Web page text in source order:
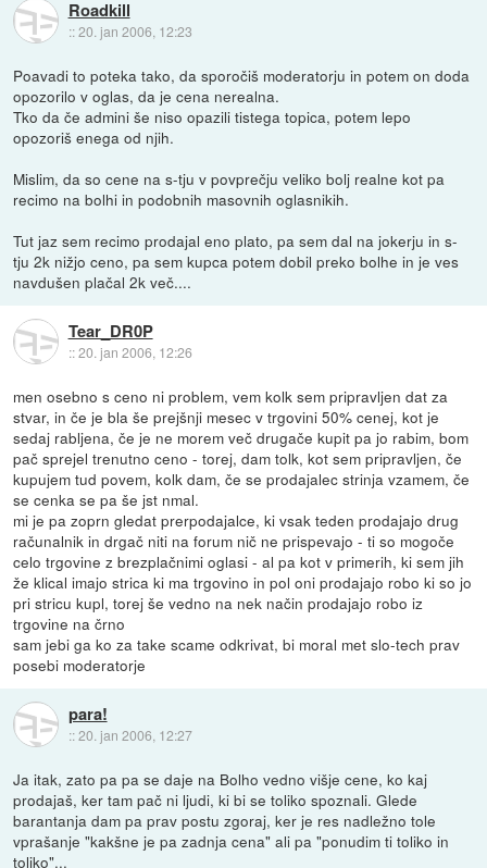
Roadkill
::20. jan 2006, 12:23
Poavadi to poteka tako, da sporočiš moderatorju in potem on doda
opozorilo v oglas, da je cena nerealna.
Tko da če admini še niso opazili tistega topica, potem lepo
opozoriš enega od njih.
Mislim, da so cene na s-tju v povprečju veliko bolj realne kot pa
recimo na bolhi in podobnih masovnih oglasnikih.
Tut jaz sem recimo prodajal eno plato, pa sem dal na jokerju in s-
tju 2k nižjo ceno, pa sem kupca potem dobil preko bolhe in je ves
navdušen plačal 2k več....
Tear_DR0P
::20. jan 2006, 12:26
men osebno s ceno ni problem, vem kolk sem pripravljen dat za
stvar, in če je bla še prejšnji mesec v trgovini 50% cenej, kot je
sedaj rabljena, če je ne morem več drugače kupit pa jo rabim, bom
pač sprejel trenutno ceno - torej, dam tolk, kot sem pripravljen, če
kupujem tud povem, kolk dam, če se prodajalec strinja vzamem, če
se cenka se pa še jst nmal.
mi je pa zoprn gledat prerpodajalce, ki vsak teden prodajajo drug
računalnik in drgač niti na forum nič ne prispevajo - ti so mogoče
celo trgovine z brezplačnimi oglasi - al pa kot v primerih, ki sem jih
že klical imajo strica ki ma trgovino in pol oni prodajajo robo ki so jo
pri stricu kupl, torej še vedno na nek način prodajajo robo iz
trgovine na črno
sam jebi ga ko za take scame odkrivat, bi moral met slo-tech prav
posebi moderatorje
para!
::20. jan 2006, 12:27
Ja itak, zato pa pa se daje na Bolho vedno višje cene, ko kaj
prodajaš, ker tam pač ni ljudi, ki bi se toliko spoznali. Glede
barantanja dam pa prav postu zgoraj, ker je res nadležno tole
vprašanje "kakšne je pa zadnja cena" ali pa "ponudim ti toliko in
toliko"...